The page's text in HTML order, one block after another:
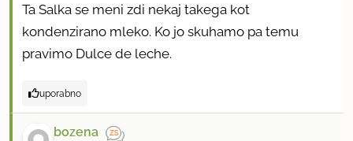
Ta Salka se meni zdi nekaj takega kot
kondenzirano mleko. Ko jo skuhamo pa temu
pravimo Dulce de leche.
uporabno
bozena